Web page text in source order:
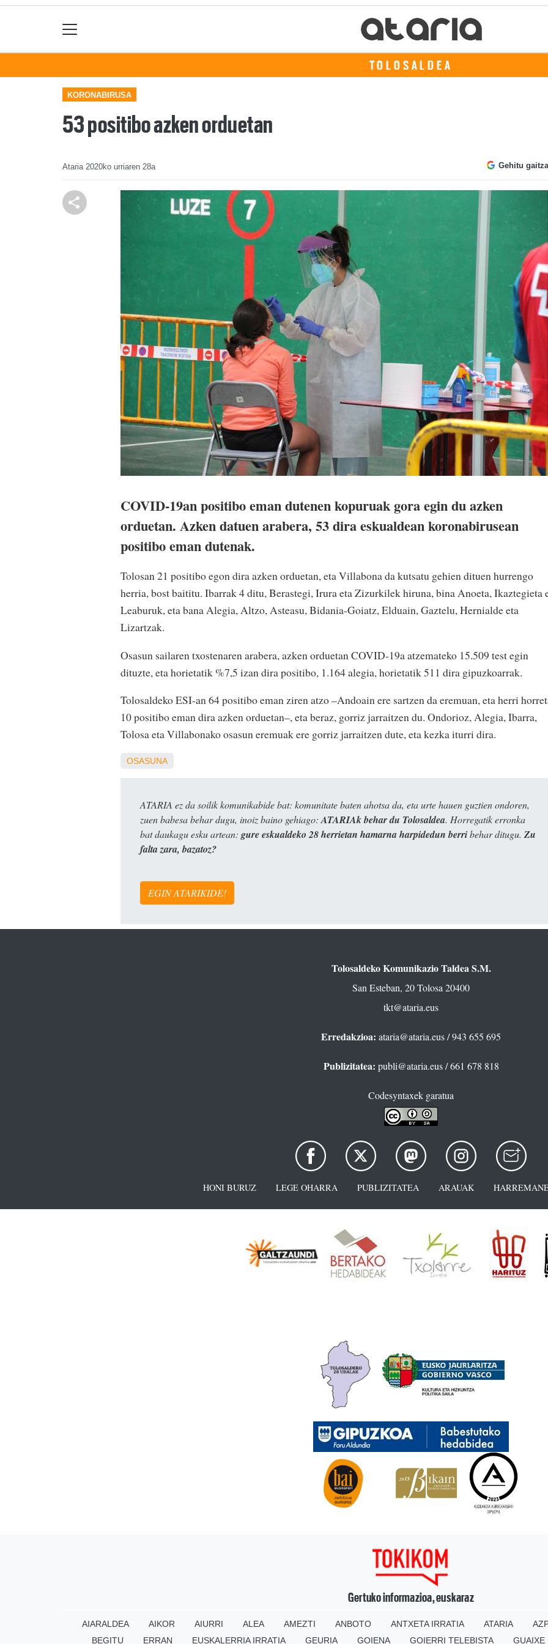
TOLOSALDEA
KORONABIRUSA
53 positibo azken orduetan
Ataria 2020ko urriaren 28a Gehitu
COVID-19an positibo eman dutenen kopuruak gora egin du azken
orduetan. Azken datuen arabera, 53 dira eskualdean koronabirusean
positibo eman dutenak.
Tolosan 21 positibo egon dira azken orduetan, eta Villabona da kutsatu gehien dituen hurrengo
herria, bost baititu. Ibarrak 4 ditu, Berastegi, Irura eta Zizurkilek hiruna, bina Anoeta, Ikaztegieta
Leaburuk, eta bana Alegia, Altzo, Asteasu, Bidania-Goiatz, Elduain, Gaztelu, Hernialde eta
Lizartzak.
Osasun sailaren txostenaren arabera, azken orduetan COVID-19a atzemateko 15.509 test egin
dituzte, eta horietatik %7,5 izan dira positibo, 1.164 alegia, horietatik 511 dira gipuzkoarrak.
Tolosaldeko ESI-an 64 positibo eman ziren atzo –Andoain ere sartzen da eremuan, eta herri
10 positibo eman dira azken orduetan–, eta beraz, gorriz jarraitzen du. Ondorioz, Alegia, Ibarra,
Tolosa eta Villabonako osasun eremuak ere gorriz jarraitzen dute, eta kezka iturri dira.
OSASUNA
ATARIA ez da soilik komunikabide bat: komunitate baten ahotsa da, eta urte hauen guztien ondoren,
zuen babesa behar dugu, inoiz baino gehiago: ATARIAk behar du Tolosaldea. Horregatik erronka
bat daukagu esku artean: gure eskualdeko 28 herrietan hamarna harpidedun berribehar ditugu. Zu
falta zara, bazatoz?
EGIN ATARIKIDE!
Tolosaldeko Komunikazio Taldea S.M.
San Esteban, 20 Tolosa 20400
tkt@ataria.eus
Erredakzioa: ataria@ataria.eus/ 943 655 695
Publizitatea: publi@ataria.eus/ 661 678 818
Codesyntaxek garatua
HONI BURUZ LEGE OHARRA PUBLIZITATEA ARAUAK
Gertuko informazioa, euskaraz
AIARALDEA AIKOR AIURRI ALEA AMEZTI ANBOTO ANTXETA IRRATIA ATARIA
BEGITU
ERRAN EUSKALERRIA IRRATIA GEURIA GOIENA GOIERRI TELEBISTA GUAIXE